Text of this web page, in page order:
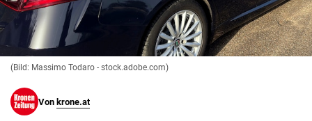
© Krone Multimedia GmbH & Co KG 2026
Muthgasse 2, 1190 Wien
(Bild: Massimo Todaro - stock.adobe.com)
Von krone.at